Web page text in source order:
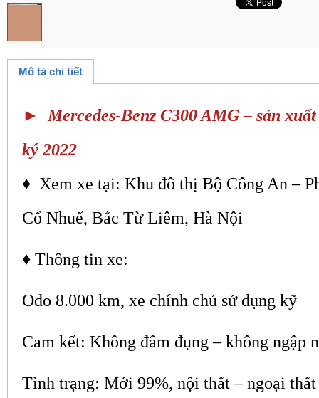
Mô tả chi tiết
► Mercedes-Benz C300 AMG – sản
ký 2022
♦ Xem xe tại: Khu đô thị Bộ Công An –
Cổ Nhuế, Bắc Từ Liêm, Hà Nội
♦ Thông tin xe:
Odo 8.000 km, xe chính chủ sử dụng kỹ
Cam kết: Không đâm đụng – không ngập
Tình trạng: Mới 99%, nội thất – ngoại